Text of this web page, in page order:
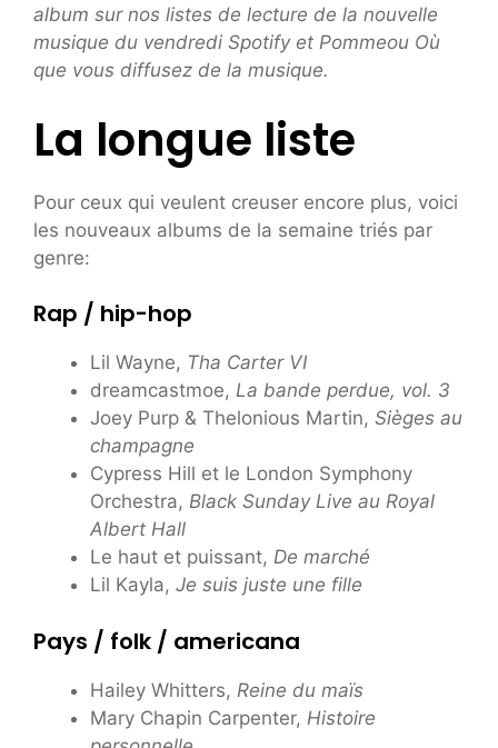
album sur nos listes de lecture de la nouvelle
musique du vendredi Spotifyet Pommeou Où
que vous diffusez de la musique.
La longue liste
Pour ceux qui veulent creuser encore plus, voici
les nouveaux albums de la semaine triés par
genre:
Rap / hip-hop
Lil Wayne, Tha Carter VI
dreamcastmoe, La bande perdue, vol. 3
Joey Purp & Thelonious Martin, Sièges au
champagne
Cypress Hill et le London Symphony
Orchestra, Black Sunday Live au Royal
Albert Hall
Le haut et puissant, De marché
Lil Kayla, Je suis juste une fille
Pays / folk / americana
Hailey Whitters, Reine du maïs
Mary Chapin Carpenter, Histoire